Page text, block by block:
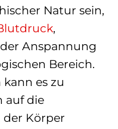
Natur sein,
,
Anspannung
Bereich.
es zu
auf die
der Körper